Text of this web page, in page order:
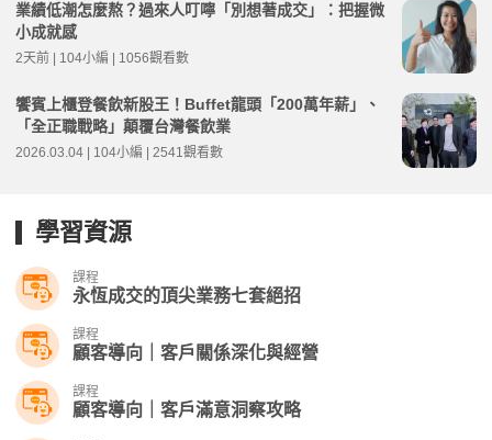
業績低潮怎麼熬？過來人叮嚀「別想著成交」：把握微
小成就感
2天前 | 104小編 | 1056觀看數
饗賓上櫃登餐飲新股王！Buffet龍頭「200萬年薪」、
「全正職戰略」顛覆台灣餐飲業
2026.03.04 | 104小編 | 2541觀看數
學習資源
課程
永恆成交的頂尖業務七套絕招
課程
顧客導向｜客戶關係深化與經營
課程
顧客導向｜客戶滿意洞察攻略